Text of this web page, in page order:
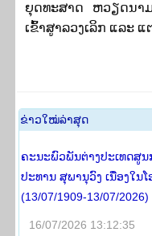
ຍຸດທະສາດ ຫວຽດນາ
ເຂົ້າສູາລວງເລິກ ແລະ
​ຂ່າວ​ໃໝ່​ລ່າ​ສຸດ
ຄະນະພົວພັນຕ່າງປະເທດສູ
ປະທານ ສຸພານຸວົງ ເນື່ອງໃນ
(13/07/1909-13/07/2026)
16/07/2026 13:12:35